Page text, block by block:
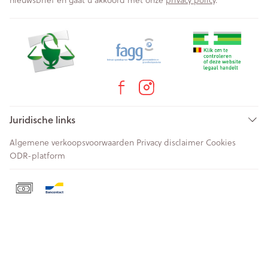
Juridische links
Algemene verkoopsvoorwaarden Privacy disclaimer Cookies
ODR-platform